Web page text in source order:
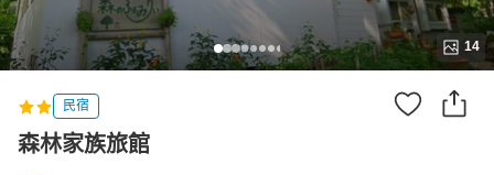
14
民宿
森林家族旅館